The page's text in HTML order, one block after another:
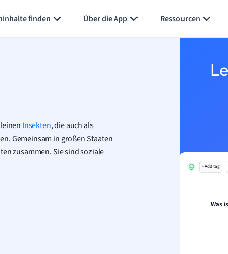
finden Über die App Ressourcen
Insekten, die auch als
Gemeinsam in großen Staaten
zusammen. Sie sind soziale
+ Add tag
Was